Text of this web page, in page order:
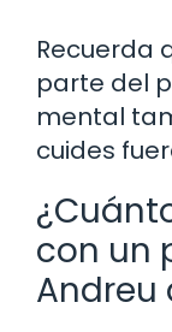
Recuerda
parte del
mental
cuides
con un
Andreu